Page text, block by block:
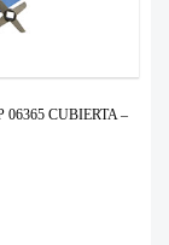
CUBIERTA –